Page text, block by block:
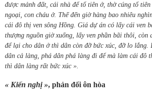
được mảnh đất, cái nhà để tổ tiên ở, thờ cúng tổ tiên
ngoại, con cháu ở. Thế đến giờ hàng bao nhiêu
cái đô thị ven sông Hồng. Giá dự án có lấy cái ven
thượng nguồn giờ xuống, lấy ven phần bãi thôi, còn
để lại cho dân ở thì dân còn đỡ bức xúc, đỡ lo lắng.
dân cả làng, phá dân phá làng đi để mà làm cái đô
thì dân làng rất bức xúc ».
« Kiến nghị », phản đối ôn hòa